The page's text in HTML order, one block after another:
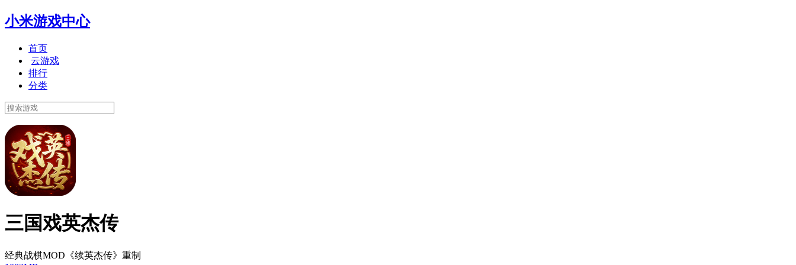
小米游戏中心
首页
云游戏
排行
分类
三国戏英杰传
经典战棋MOD《续英杰传》重制